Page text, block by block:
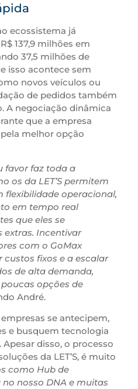
ecossistema já
137,9 milhões em
37,5 milhões de
isso acontece sem
novos veículos ou
de pedidos também
A negociação dinâmica
que a empresa
melhor opção
favor faz toda a
os da LET’S permitem
flexibilidade operacional,
em tempo real
que eles se
extras. Incentivar
com o GoMax
fixos e a escalar
de alta demanda,
opções de
André.
se antecipem,
e busquem tecnologia
disso, o processo
da LET’S, é muito
como Hub de
nosso DNA e muitas